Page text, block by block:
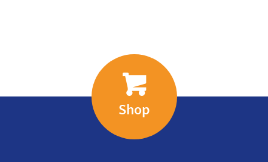
Shop